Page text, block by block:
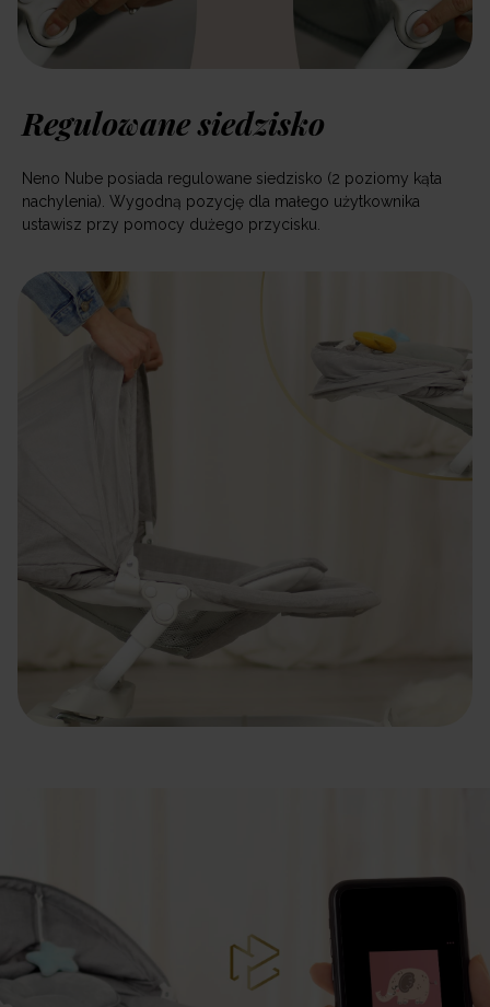
Regulowane siedzisko
Neno Nube posiada regulowane siedzisko (2 poziomy kąta
nachylenia). Wygodną pozycję dla małego użytkownika
ustawisz przy pomocy dużego przycisku.